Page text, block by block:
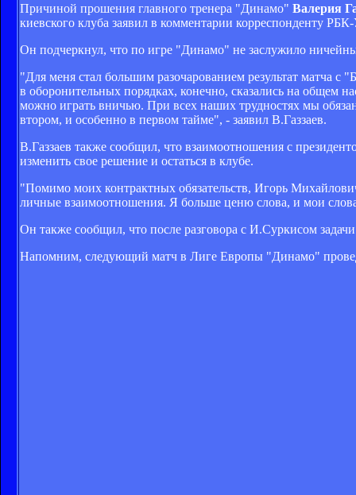
Причиной прошения главного тренера "Динамо" Валерия
киевского клуба заявил в комментарии корреспонденту
Он подчеркнул, что по игре "Динамо" не заслужило
"Для меня стал большим разочарованием результат матча
в оборонительных порядках, конечно, сказались на общем
можно играть вничью. При всех наших трудностях мы
втором, и особенно в первом тайме", - заявил В.Газзаев.
В.Газзаев также сообщил, что взаимоотношения с
изменить свое решение и остаться в клубе.
"Помимо моих контрактных обязательств, Игорь
личные взаимоотношения. Я больше ценю слова, и мои
Он также сообщил, что после разговора с И.Суркисом
Напомним, следующий матч в Лиге Европы "Динамо"